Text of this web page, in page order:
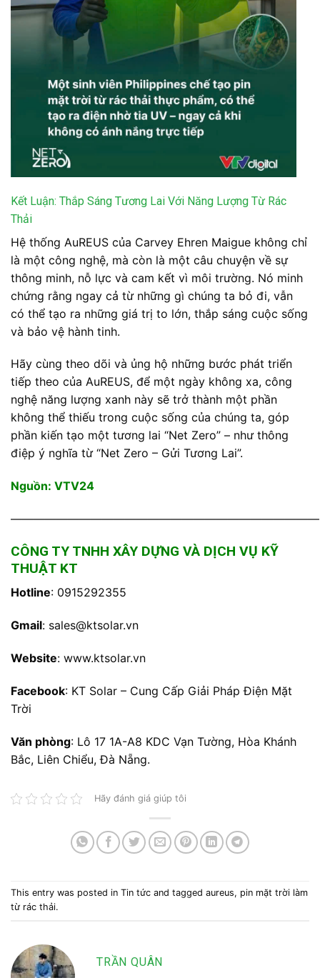
Kết Luận: Thắp Sáng Tương Lai Với Năng Lượng Từ Rác
Thải
Hệ thống AuREUS của Carvey Ehren Maigue không chỉ
là một công nghệ, mà còn là một câu chuyện về sự
thông minh, nỗ lực và cam kết vì môi trường. Nó minh
chứng rằng ngay cả từ những gì chúng ta bỏ đi, vẫn
có thể tạo ra những giá trị to lớn, thắp sáng cuộc sống
và bảo vệ hành tinh.
Hãy cùng theo dõi và ủng hộ những bước phát triển
tiếp theo của AuREUS, để một ngày không xa, công
nghệ năng lượng xanh này sẽ trở thành một phần
không thể thiếu trong cuộc sống của chúng ta, góp
phần kiến tạo một tương lai “Net Zero” – như thông
điệp ý nghĩa từ “Net Zero – Gửi Tương Lai”.
Nguồn: VTV24
———————————————————————————
CÔNG TY TNHH XÂY DỰNG VÀ DỊCH VỤ KỸ
THUẬT KT
Hotline: 0915292355
Gmail: sales@ktsolar.vn
Website: www.ktsolar.vn
Facebook: KT Solar – Cung Cấp Giải Pháp Điện Mặt
Trời
Văn phòng: Lô 17 1A-A8 KDC Vạn Tường, Hòa Khánh
Bắc, Liên Chiểu, Đà Nẵng.
Hãy đánh giá giúp tôi
This entry was posted in Tin tức and tagged aureus, pin mặt trời làm
từ rác thải.
TRẦN QUÂN